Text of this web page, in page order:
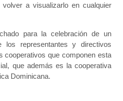
a visualizarlo en cualquier
para la celebración de un
los representantes y directivos
cooperativos que componen esta
que además es la cooperativa
Dominicana.